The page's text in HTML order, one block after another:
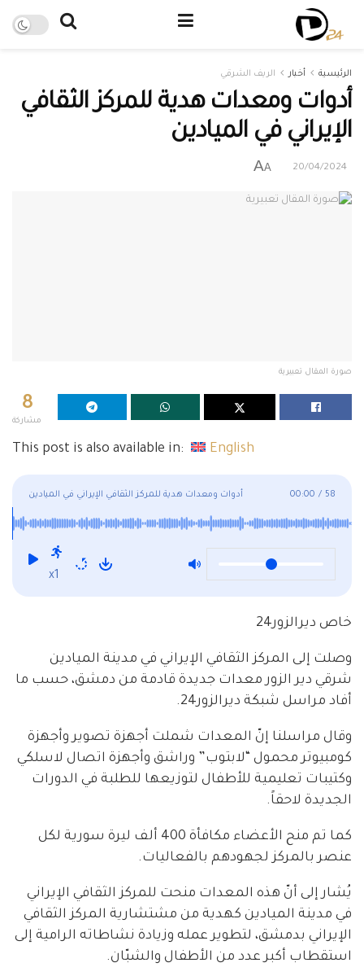
الرئيسية أخبار الريف الشرقي
أدوات ومعدات هدية للمركز الثقافي
الإيراني في الميادين
20/04/2024
A
A
صورة المقال تعبيرية
8
مشاركة
This post is also available in: English
أدوات ومعدات هدية للمركز الثقافي الإيراني في الميادين 00:00 / 58
x1
خاص ديرالزور24
وصلت إلى المركز الثقافي الإيراني في مدينة الميادين
شرقي دير الزور معدات جديدة قادمة من دمشق، حسب ما
أفاد مراسل شبكة ديرالزور24.
وقال مراسلنا إنّ المعدات شملت أجهزة تصوير وأجهزة
كومبيوتر محمول “لابتوب” وراشق وأجهزة اتصال لاسلكي
وكتيبات تعليمية للأطفال لتوزيعها للطلبة في الدورات
الجديدة لاحقاً.
كما تم منح الأعضاء مكافأة 400 ألف ليرة سورية لكل
عنصر بالمركز لجهودهم بالفعاليات.
يُشار إلى أنّ هذه المعدات منحت للمركز الثقافي الإيراني
في مدينة الميادين كهدية من مشتشارية المركز الثقافي
الإيراني بدمشق، لتطوير عمله وزيادة نشاطاته الرامية إلى
استقطاب أكبر عدد من الأطفال والشبّان.